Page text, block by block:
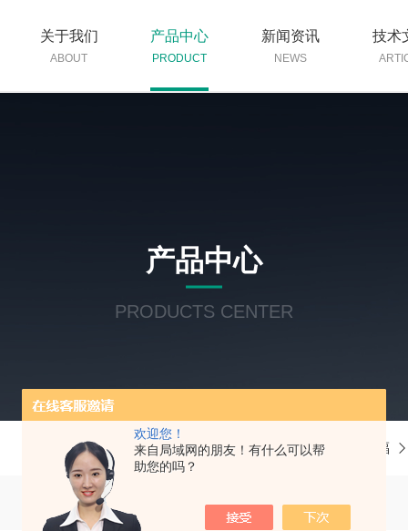
欢迎您！
来自局域网的朋友！有什么可以帮
助您的吗？
关于我们
ABOUT
产品中心
PRODUCT
新闻资讯
NEWS
技术
产品中心
PRODUCTS CENTER
当前位置：首页 产品中心 德国P+F倍加福